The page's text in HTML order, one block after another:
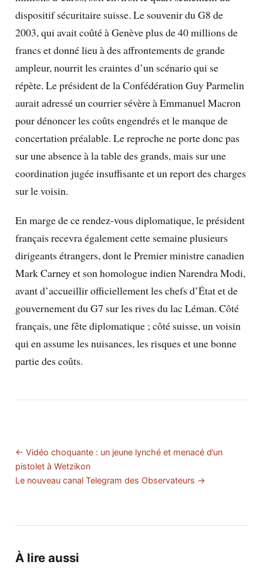
dispositif sécuritaire suisse. Le souvenir du G8 de
2003, qui avait coûté à Genève plus de 40 millions de
francs et donné lieu à des affrontements de grande
ampleur, nourrit les craintes d’un scénario qui se
répète. Le président de la Confédération Guy Parmelin
aurait adressé un courrier sévère à Emmanuel Macron
pour dénoncer les coûts engendrés et le manque de
concertation préalable. Le reproche ne porte donc pas
sur une absence à la table des grands, mais sur une
coordination jugée insuffisante et un report des charges
sur le voisin.
En marge de ce rendez-vous diplomatique, le président
français recevra également cette semaine plusieurs
dirigeants étrangers, dont le Premier ministre canadien
Mark Carney et son homologue indien Narendra Modi,
avant d’accueillir officiellement les chefs d’État et de
gouvernement du G7 sur les rives du lac Léman. Côté
français, une fête diplomatique ; côté suisse, un voisin
qui en assume les nuisances, les risques et une bonne
partie des coûts.
← Vidéo choquante : un jeune lynché et menacé d’un
pistolet à Wetzikon
Le nouveau canal Telegram des Observateurs →
À lire aussi